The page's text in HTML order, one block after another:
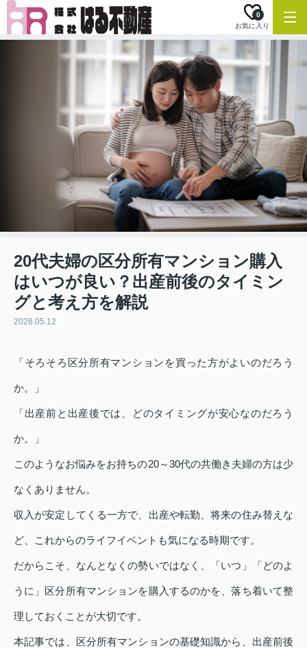
お気に入り
0
20代夫婦の区分所有マンション購入
はいつが良い？出産前後のタイミン
グと考え方を解説
2026.05.12
「そろそろ区分所有マンションを買った方がよいのだろう
か。」
「出産前と出産後では、どのタイミングが安心なのだろう
か。」
このようなお悩みをお持ちの20～30代の共働き夫婦の方は少
なくありません。
収入が安定してくる一方で、出産や転勤、将来の住み替えな
ど、これからのライフイベントも気になる時期です。
だからこそ、なんとなくの勢いではなく、「いつ」「どのよ
うに」区分所有マンションを購入するのかを、落ち着いて整
理しておくことが大切です。
本記事では、区分所有マンションの基礎知識から、出産前後